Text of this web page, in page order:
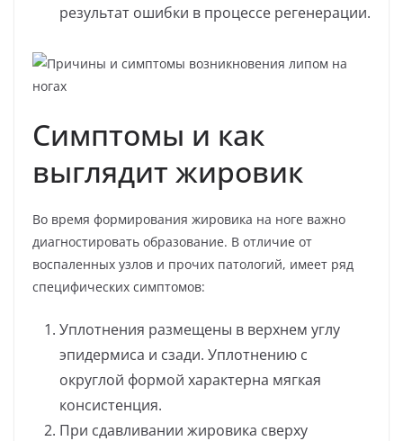
результат ошибки в процессе регенерации.
Симптомы и как
выглядит жировик
Во время формирования жировика на ноге важно
диагностировать образование. В отличие от
воспаленных узлов и прочих патологий, имеет ряд
специфических симптомов:
Уплотнения размещены в верхнем углу
эпидермиса и сзади. Уплотнению с
округлой формой характерна мягкая
консистенция.
При сдавливании жировика сверху